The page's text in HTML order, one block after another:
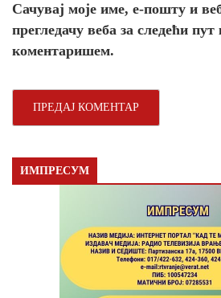
Сачувај моје име, е-пошту и
прегледачу веба за следећи пут
коментаришем.
ИМПРЕСУМ